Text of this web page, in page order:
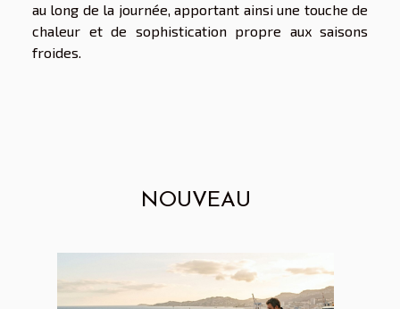
au long de la journée, apportant ainsi une touche de
chaleur et de sophistication propre aux saisons
froides.
NOUVEAU